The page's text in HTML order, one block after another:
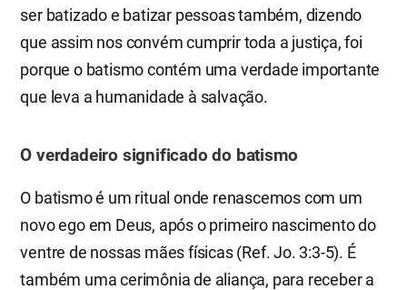
ser batizado e batizar pessoas também, dizendo
que assim nos convém cumprir toda a justiça, foi
porque o batismo contém uma verdade importante
que leva a humanidade à salvação.
O verdadeiro significado do batismo
O batismo é um ritual onde renascemos com um
novo ego em Deus, após o primeiro nascimento do
ventre de nossas mães físicas (Ref. Jo. 3:3-5). É
também uma cerimônia de aliança, para receber a